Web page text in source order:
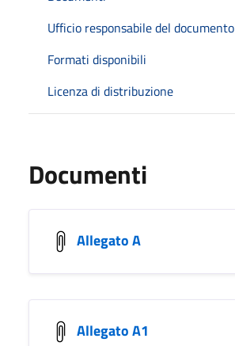
Ufficio responsabile del documento
Formati disponibili
Licenza di distribuzione
Documenti
Allegato A
Allegato A1